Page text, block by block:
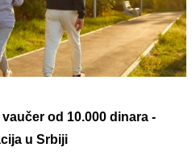
od 10.000 dinara -
u Srbiji